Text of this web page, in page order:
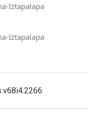
Iztapalapa
Iztapalapa